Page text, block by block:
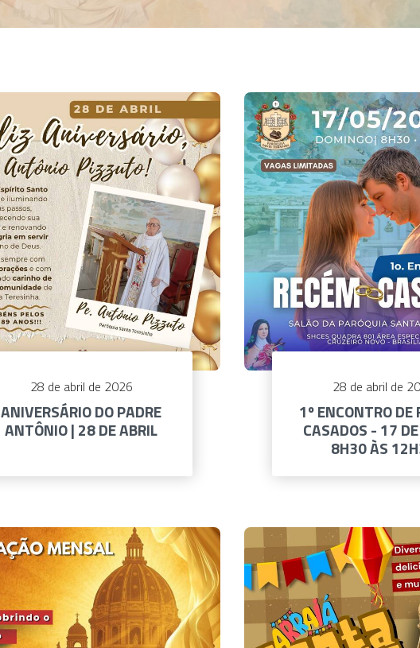
28 de abril de 2026
ANIVERSÁRIO DO PADRE
ANTÔNIO | 28 DE ABRIL
28 de abril de
1º ENCONTRO DE
CASADOS - 17
8H30 ÀS